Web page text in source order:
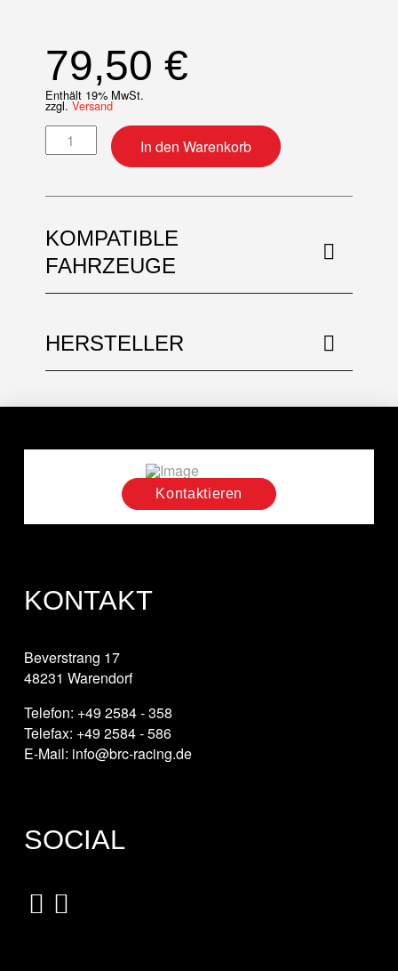
79,50 €
Enthält 19% MwSt.
zzgl. Versand
Schwingenlager Reparatur-Kit Menge
In den Warenkorb
KOMPATIBLE
FAHRZEUGE
HERSTELLER
Kontaktieren
KONTAKT
Beverstrang 17
48231 Warendorf
Telefon: +49 2584 - 358
Telefax: +49 2584 - 586
E-Mail: info@brc-racing.de
SOCIAL